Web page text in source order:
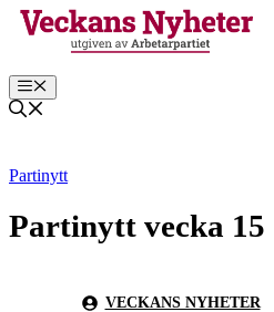
Hoppa
Meny
Partinytt
Partinytt vecka 15
VECKANS NYHETER